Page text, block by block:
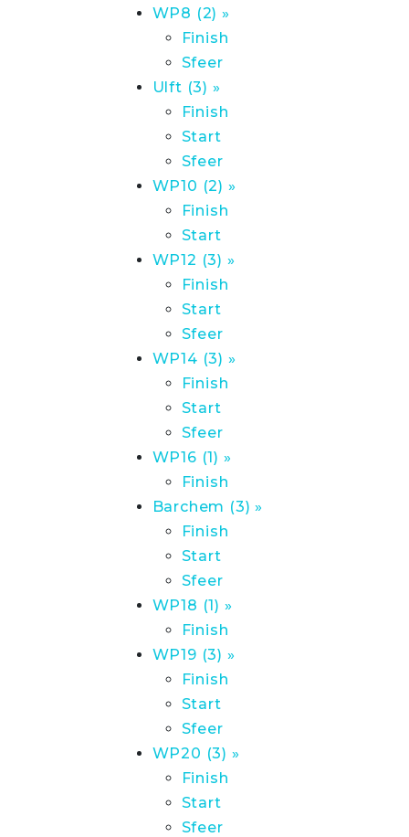
WP8 (2) »
Finish
Sfeer
Ulft (3) »
Finish
Start
Sfeer
WP10 (2) »
Finish
Start
WP12 (3) »
Finish
Start
Sfeer
WP14 (3) »
Finish
Start
Sfeer
WP16 (1) »
Finish
Barchem (3) »
Finish
Start
Sfeer
WP18 (1) »
Finish
WP19 (3) »
Finish
Start
Sfeer
WP20 (3) »
Finish
Start
Sfeer